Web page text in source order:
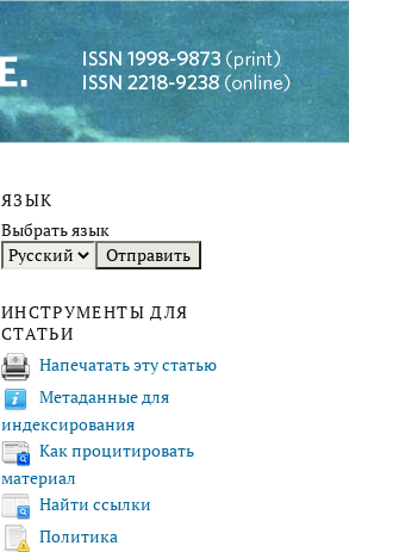
ЯЗЫК
Выбрать язык
ИНСТРУМЕНТЫ ДЛЯ
СТАТЬИ
Напечатать эту статью
Метаданные для
индексирования
Как процитировать
материал
Найти ссылки
Политика